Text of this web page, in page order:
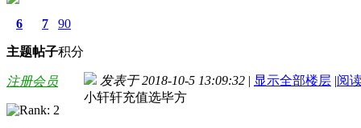
6
主题
7
帖子
90
积分
注册会员 发表于 2018-10-5 13:09:32 | 显示全部楼层 |阅
小轩轩充值选毕方